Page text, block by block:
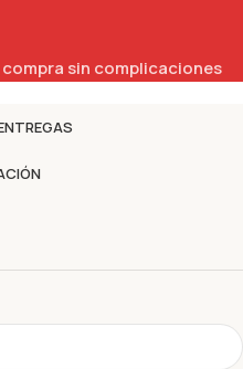
sin complicaciones